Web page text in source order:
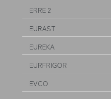
ERRE 2
EURAST
EUREKA
EURFRIGOR
EVCO